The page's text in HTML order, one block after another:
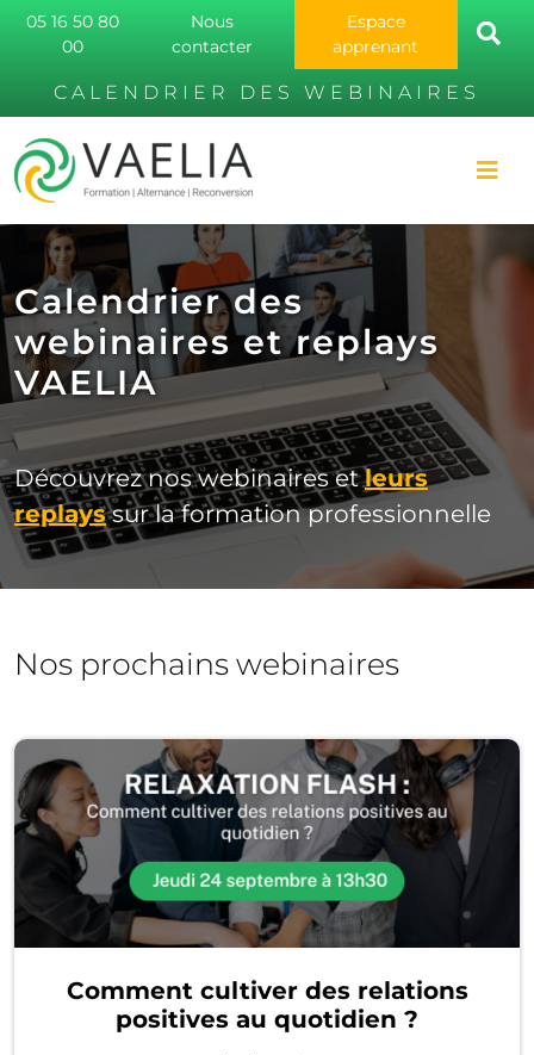
05 16 50 80
00
Nous
contacter
Espace
apprenant
CALENDRIER DES WEBINAIRES
Calendrier des
webinaires et replays
VAELIA
Découvrez nos webinaires etleurs
replayssur la formation professionnelle
Nos prochains webinaires
Comment cultiver des relations
positives au quotidien ?